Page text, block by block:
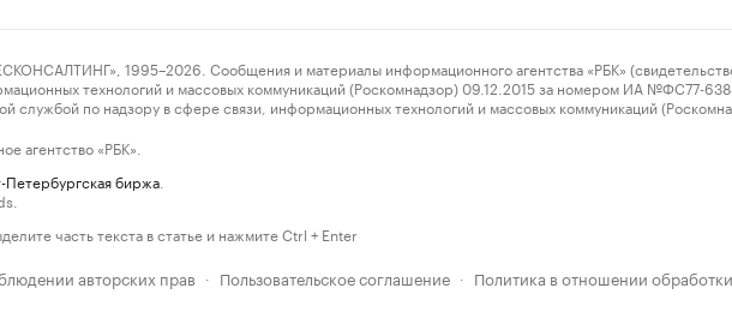
1995–2026. Сообщения и материалы информационного агентства «РБК»
технологий и массовых коммуникаций (Роскомнадзор) 09.12.2015 за номером ИА №ФС77-
службой по надзору в сфере связи, информационных технологий и массовых коммуникаций
агентство «РБК».
Петербургская биржа
часть текста в статье и нажмите Ctrl + Enter
авторских прав · Пользовательское соглашение · Политика в отношении